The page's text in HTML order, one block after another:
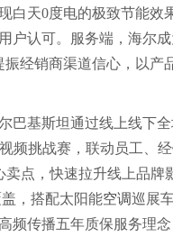
白天0度电的极致节能效
户认可。服务端，海尔
经销商渠道信心，以产
巴基斯坦通过线上线下
频挑战赛，联动员工、
点，快速拉升线上品牌
，搭配太阳能空调巡展
传播五年质保服务理念